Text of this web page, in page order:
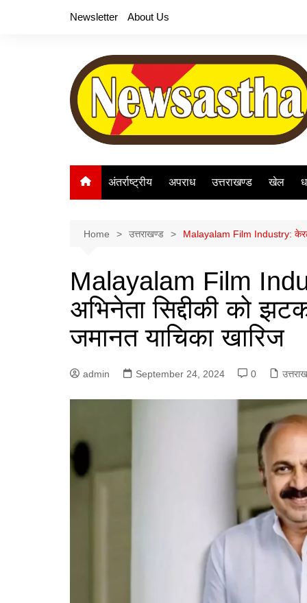
Newsletter About Us
अंतर्राष्ट्रीय अपराध उत्तराखण्ड खेल
Home उत्तराखण्ड Malayalam Film Industry: केरल
Malayalam Film
अभिनेता सिद्दीकी को
जमानत याचिका खारिज
admin September 24, 2024 0